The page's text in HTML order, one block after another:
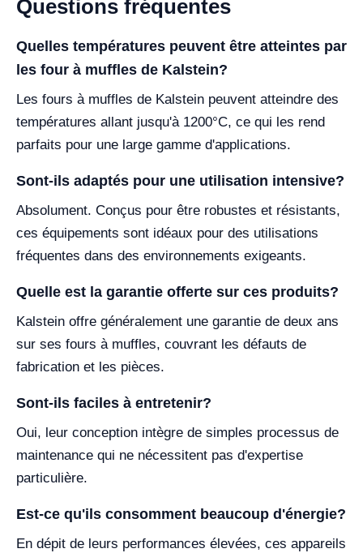
Questions fréquentes
Quelles températures peuvent être atteintes par
les four à muffles de Kalstein?
Les fours à muffles de Kalstein peuvent atteindre des
températures allant jusqu'à 1200°C, ce qui les rend
parfaits pour une large gamme d'applications.
Sont-ils adaptés pour une utilisation intensive?
Absolument. Conçus pour être robustes et résistants,
ces équipements sont idéaux pour des utilisations
fréquentes dans des environnements exigeants.
Quelle est la garantie offerte sur ces produits?
Kalstein offre généralement une garantie de deux ans
sur ses fours à muffles, couvrant les défauts de
fabrication et les pièces.
Sont-ils faciles à entretenir?
Oui, leur conception intègre de simples processus de
maintenance qui ne nécessitent pas d'expertise
particulière.
Est-ce qu'ils consomment beaucoup d'énergie?
En dépit de leurs performances élevées, ces appareils